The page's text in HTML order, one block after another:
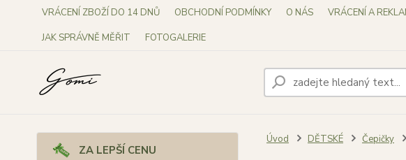
VRÁCENÍ ZBOŽÍ DO 14 DNŮ OBCHODNÍ PODMÍNKY O NÁS VRÁCENÍ A
JAK SPRÁVNĚ MĚŘIT
FOTOGALERIE
ZA LEPŠÍ CENU
Úvod DĚTSKÉ Čepičky